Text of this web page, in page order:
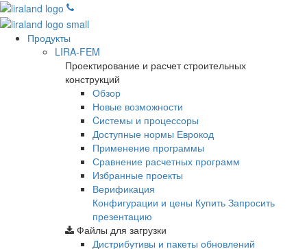
Продукты
LIRA-FEM
Проектирование и расчет строительных
конструкций
Обзор
Новые возможности
Cистемы и процессоры
Доступные нормы Еврокод
Применение программы
Сравнение расчетных программ
Избранные проекты
Верификация
Конфигурации и цены Купить Запросить
презентацию
Файлы для загрузки
Дистрибутивы и пакеты обновлений